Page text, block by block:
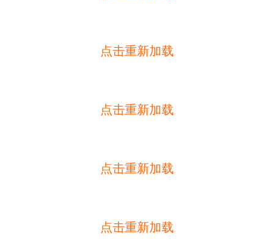
点击重新加载
点击重新加载
点击重新加载
点击重新加载